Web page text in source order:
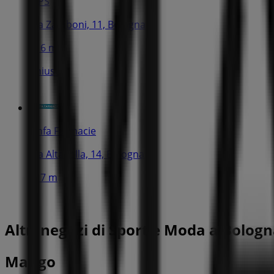
Via Zamboni, 11, Bologna
116 m
Chiuso
Linfa Farmacie
Via Altabella, 14, Bologna
117 m
Altri negozi di Sport e Moda a
Mango